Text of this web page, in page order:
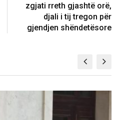
zgjati rreth gjashtë orë,
djali i tij tregon për
gjendjen shëndetësore